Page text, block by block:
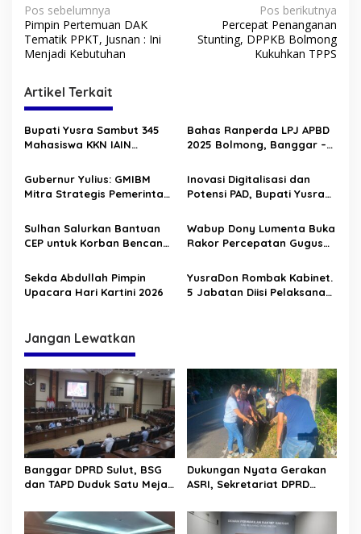
N
a
v
i
g
a
s
i
p
s
Pos sebelumnya
Pimpin Pertemuan DAK
Tematik PPKT, Jusnan : Ini
Menjadi Kebutuhan
Pos berikutnya
Percepat Penanganan
Stunting, DPPKB Bolmong
Kukuhkan TPPS
Artikel Terkait
Bupati Yusra Sambut 345
Mahasiswa KKN IAIN
Bahas Ranperda LPJ APBD
2025 Bolmong, Banggar –
Gubernur Yulius: GMIBM
Mitra Strategis Pemerintah,
Sinergi Membangun
Sulawesi Utara
Inovasi Digitalisasi dan
Potensi PAD, Bupati Yusra
Sulhan Salurkan Bantuan
CEP untuk Korban Bencana
Wabup Dony Lumenta Buka
Rakor Percepatan Gugus
Sekda Abdullah Pimpin
Upacara Hari Kartini 2026
YusraDon Rombak Kabinet.
5 Jabatan Diisi Pelaksana
Jangan Lewatkan
Banggar DPRD Sulut, BSG
dan TAPD Duduk Satu Meja.
Rp30 Milyar ke BSG
Dukungan Nyata Gerakan
ASRI, Sekretariat DPRD
Jalan Manado – Tomohon